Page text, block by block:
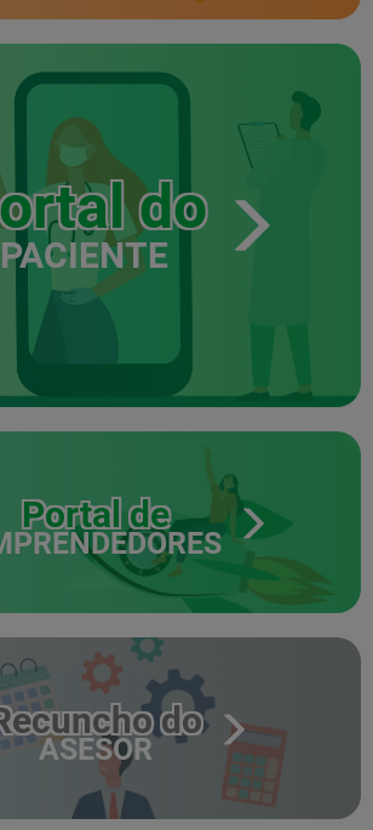
do
PACIENTE
Portal de
do
ASESOR